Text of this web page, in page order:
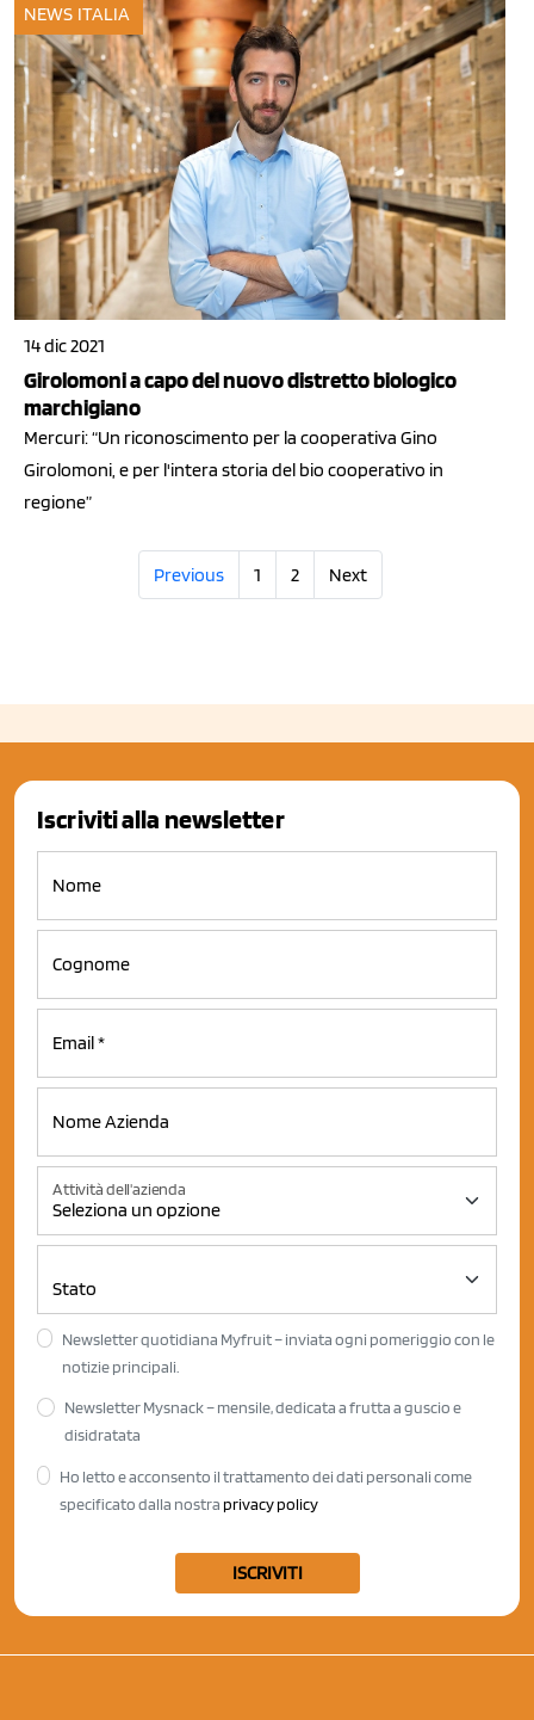
NEWS ITALIA
14 dic 2021
Girolomoni a capo del nuovo distretto biologico
marchigiano
Mercuri: “Un riconoscimento per la cooperativa Gino
Girolomoni, e per l'intera storia del bio cooperativo in
regione”
Previous 1 2 Next
Iscriviti alla newsletter
Attività dell'azienda
Newsletter quotidiana Myfruit – inviata ogni pomeriggio con le
notizie principali.
Newsletter Mysnack – mensile, dedicata a frutta a guscio e
disidratata
Ho letto e acconsento il trattamento dei dati personali come
specificato dalla nostra privacy policy
ISCRIVITI